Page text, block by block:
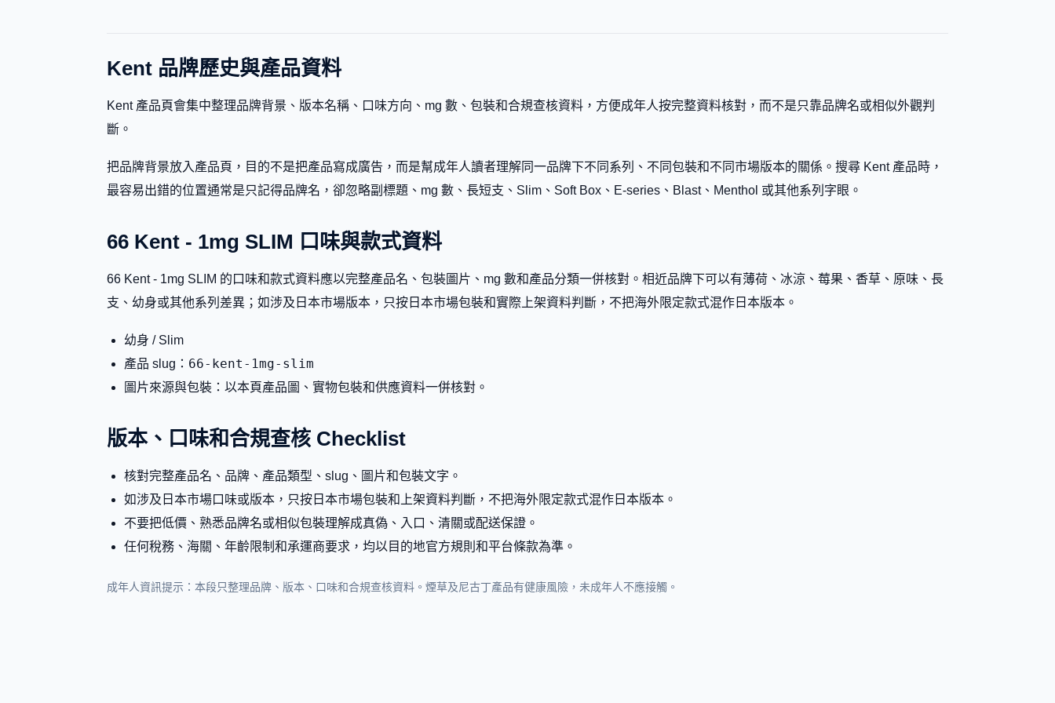
Kent 品牌歷史與產品資料
Kent 產品頁會集中整理品牌背景、版本名稱、口味方向、mg 數、包裝和合規查核資料，方便成年人按完整資料核對，而不是只靠品牌名或相似外觀判
斷。
把品牌背景放入產品頁，目的不是把產品寫成廣告，而是幫成年人讀者理解同一品牌下不同系列、不同包裝和不同市場版本的關係。搜尋 Kent 產品時，
最容易出錯的位置通常是只記得品牌名，卻忽略副標題、mg 數、長短支、Slim、Soft Box、E-series、Blast、Menthol 或其他系列字眼。
66 Kent - 1mg SLIM 口味與款式資料
66 Kent - 1mg SLIM 的口味和款式資料應以完整產品名、包裝圖片、mg 數和產品分類一併核對。相近品牌下可以有薄荷、冰涼、莓果、香草、原味、長
支、幼身或其他系列差異；如涉及日本市場版本，只按日本市場包裝和實際上架資料判斷，不把海外限定款式混作日本版本。
幼身 / Slim
產品 slug： 66-kent-1mg-slim
圖片來源與包裝：以本頁產品圖、實物包裝和供應資料一併核對。
版本、口味和合規查核 Checklist
核對完整產品名、品牌、產品類型、slug、圖片和包裝文字。
如涉及日本市場口味或版本，只按日本市場包裝和上架資料判斷，不把海外限定款式混作日本版本。
不要把低價、熟悉品牌名或相似包裝理解成真偽、入口、清關或配送保證。
任何稅務、海關、年齡限制和承運商要求，均以目的地官方規則和平台條款為準。
成年人資訊提示：本段只整理品牌、版本、口味和合規查核資料。煙草及尼古丁產品有健康風險，未成年人不應接觸。